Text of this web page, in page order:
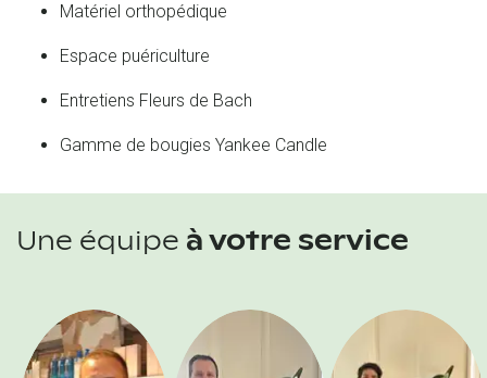
Matériel orthopédique
Espace puériculture
Entretiens Fleurs de Bach
Gamme de bougies Yankee Candle
Une équipe à votre service